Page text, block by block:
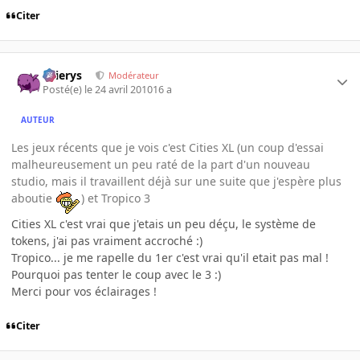
Citer
Ellierys Modérateur
Posté(e) le 24 avril 201016 a
AUTEUR
Les jeux récents que je vois c'est Cities XL (un coup d'essai
malheureusement un peu raté de la part d'un nouveau
studio, mais il travaillent déjà sur une suite que j'espère plus
aboutie
) et Tropico 3
Cities XL c'est vrai que j'etais un peu déçu, le système de
tokens, j'ai pas vraiment accroché :)
Tropico... je me rapelle du 1er c'est vrai qu'il etait pas mal !
Pourquoi pas tenter le coup avec le 3 :)
Merci pour vos éclairages !
Citer